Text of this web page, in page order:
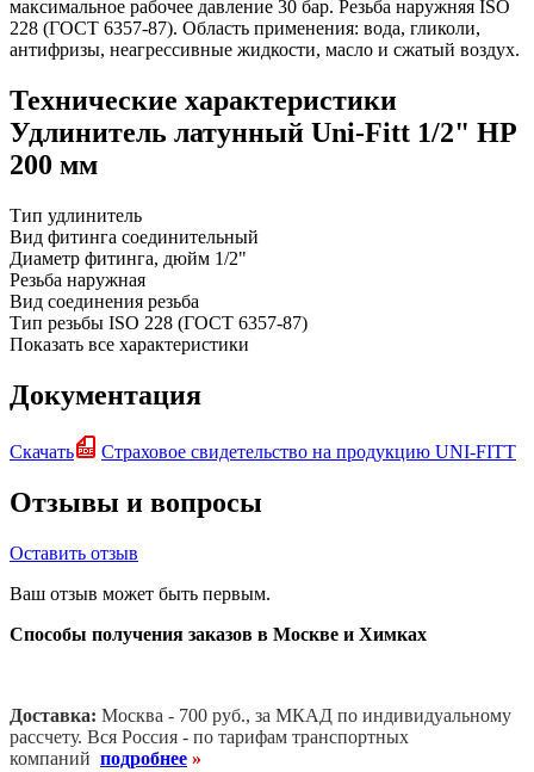
максимальное рабочее давление 30 бар. Резьба наружняя ISO
228 (ГОСТ 6357-87). Область применения: вода, гликоли,
антифризы, неагрессивные жидкости, масло и сжатый воздух.
Технические характеристики
Удлинитель латунный Uni-Fitt 1/2" НР
200 мм
Тип удлинитель
Вид фитинга соединительный
Диаметр фитинга, дюйм 1/2"
Резьба наружная
Вид соединения резьба
Тип резьбы ISO 228 (ГОСТ 6357-87)
Показать все характеристики
Документация
Скачать Страховое свидетельство на продукцию UNI-FITT
Отзывы и вопросы
Оставить отзыв
Ваш отзыв может быть первым.
Способы получения заказов в Москве и Химках
Доставка: Москва - 700 руб., за МКАД по индивидуальному
рассчету. Вся Россия - по тарифам транспортных
компаний подробнее »